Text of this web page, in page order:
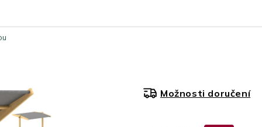
Možnosti doručení